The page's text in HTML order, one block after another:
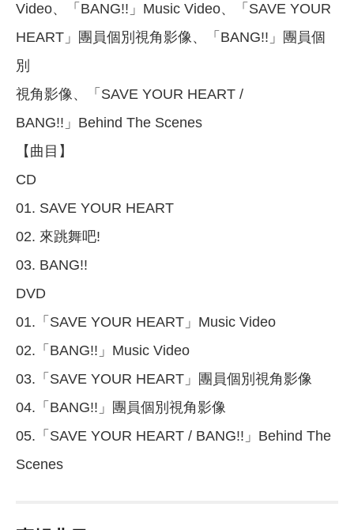
Video、「BANG!!」Music Video、「SAVE YOUR
HEART」團員個別視角影像、「BANG!!」團員個
別
視角影像、「SAVE YOUR HEART /
BANG!!」Behind The Scenes
【曲目】
CD
01. SAVE YOUR HEART
02. 來跳舞吧!
03. BANG!!
DVD
01.「SAVE YOUR HEART」Music Video
02.「BANG!!」Music Video
03.「SAVE YOUR HEART」團員個別視角影像
04.「BANG!!」團員個別視角影像
05.「SAVE YOUR HEART / BANG!!」Behind The
Scenes